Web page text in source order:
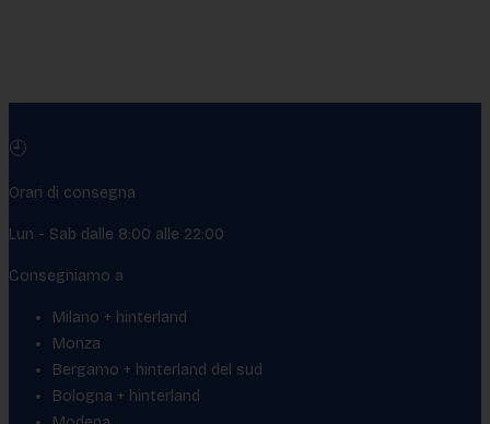
🕘
Orari di consegna
Lun - Sab dalle 8:00 alle 22:00
Consegniamo a
Milano + hinterland
Monza
Bergamo + hinterland del sud
Bologna + hinterland